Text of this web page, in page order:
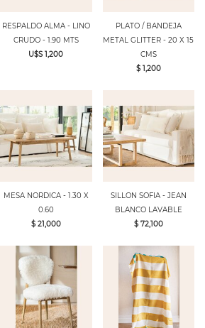
RESPALDO ALMA - LINO
CRUDO - 1.90 MTS
U$S 1,200
PLATO / BANDEJA
METAL GLITTER - 20 X 15
CMS
$ 1,200
MESA NORDICA - 1.30 X
0.60
$ 21,000
SILLON SOFIA - JEAN
BLANCO LAVABLE
$ 72,100